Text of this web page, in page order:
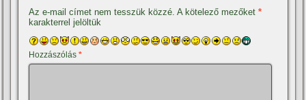
Az e-mail címet nem tesszük közzé. A kötelező mezőket*
karakterrel jelöltük
Hozzászólás*